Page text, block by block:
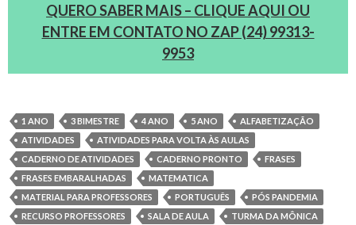
QUERO SABER MAIS – CLIQUE AQUI OU
ENTRE EM CONTATO NO ZAP (24) 99313-
9953
1 ANO 3 BIMESTRE 4 ANO 5 ANO
ALFABETIZAÇÃO
ATIVIDADES
ATIVIDADES PARA VOLTA ÀS AULAS
CADERNO DE ATIVIDADES
CADERNO PRONTO
FRASES
FRASES EMBARALHADAS
MATEMATICA
MATERIAL PARA PROFESSORES
PORTUGUÊS
PÓS PANDEMIA
RECURSO PROFESSORES
SALA DE AULA
TURMA DA MÔNICA